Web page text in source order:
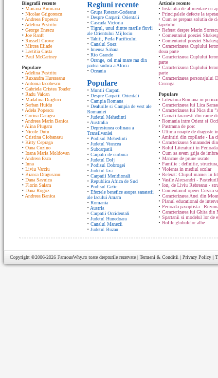
Biografii recente
• Mariana Buruiana
• Nicolae Grigorescu
• Andreea Popescu
• Adelina Pestritu
• George Enescu
• Joe Ranft
• Russell Crowe
• Mircea Eliade
• Laetitia Casta
• Paul McCartney
Populare
• Adelina Pestritu
• Ruxandra Hurezeanu
• Antonia Iacobescu
• Gabriela Cristea Toader
• Radu Valcan
• Madalina Draghici
• Serban Huidu
• Adela Popescu
• Corina Caragea
• Andreea Marin Banica
• Alina Plugaru
• Nicole Dutu
• Cristina Ciobanasu
• Kitty Cepraga
• Oana Cuzino
• Ioana Maria Moldovan
• Andreea Esca
• Inna
• Liviu Varciu
• Bianca Dragusanu
• Dana Savuica
• Florin Salam
• Dana Rogoz
• Andreea Banica
Regiuni recente
• Grupa Retezat-Godeanu
• Despre Carpatii Orientali
• Cascada Victoria
• Tigrul, unul dintre marile fluvii
ale Orientului Mijlociu
• Tahiti, Perla Pacificului
• Canalul Suez
• Imensa Sahara
• Rio Grande
• Orange, cel mai mare rau din
partea sudica a Africii
• Oceania
Populare
• Muntii Carpati
• Despre Carpatii Orientali
• Campia Romana
• Dealurile si Campia de vest ale
Romaniei
• Judetul Mehedinti
• Australia
• Depresiunea colinara a
Transilvaniei
• Podisul Mehedinti
• Judetul Vrancea
• Subcarpatii
• Carpatii de curbura
• Judetul Dolj
• Podisul Dobrogei
• Judetul Iasi
• Carpatii Meridionali
• Republica Africa de Sud
• Podisul Getic
• Efectele benefice asupra sanatatii
ale lacului Amara
• Romania
• Austria
• Carpatii Occidentali
• Judetul Hunedoara
• Canalul Manecii
• Judetul Buzau
Articole recente
• Instalatia de alimentare cu
• Principalele defecte la
• Cum se prepara solutia de
tapetului
• Referat despre Marin
• Comentariul poeziei
• Comentariul poeziei
• Caracterizarea Cuplului
doua parte
• Caracterizarea Cuplului
parte
• Caracterizarea Cuplului
parte
• Caracterizarea personajului
Creanga
Populare
• Literatura Romana in
• Caracterizarea lui Lica
• Caracterizarea lui Nica din
• Carnati taranesti din carne
• Romania intre Orient si
• Pastrama de porc
• Ultima noapte de dragoste
• Amintiri din copilarie - La
• Caracterizarea Smarandei
• Rolul Literaturii in Perioada
• Cum sa avem grija de
• Mancare de prune uscate
• Familie : definitie,
• Violenta in mediul scolar
• Referat: Chipul mamei in
• Vasile Alecsandri -
• Ion, de Liviu Rebreanu -
• Comentariul operei Cezara
• Caracterizarea Anei din
• Planul educational de
• Perioada pasoptista -
• Caracterizarea lui Ghita din
• Spartanii si modelul lor de
• Bolile globulelor albe
Copyright ©2006-2026 FamousWhy.ro toate drepturile rezervate | Termeni & Conditii | Privacy Policy |